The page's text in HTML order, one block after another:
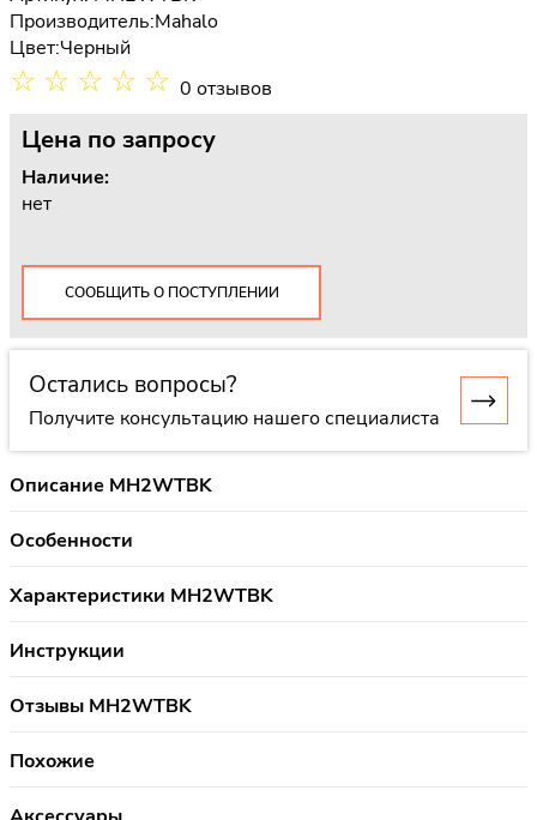
Производитель:Mahalo
Цвет:Черный
☆ ☆ ☆ ☆ ☆ 0 отзывов
Цена по запросу
Наличие:
нет
СООБЩИТЬ О ПОСТУПЛЕНИИ
Остались вопросы?
Получите консультацию нашего специалиста
Описание MH2WTBK
Особенности
Характеристики MH2WTBK
Инструкции
Отзывы MH2WTBK
Похожие